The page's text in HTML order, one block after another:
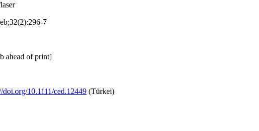
7
ahead of print]
doi.org/10.1111/ced.12449 (Türkei)